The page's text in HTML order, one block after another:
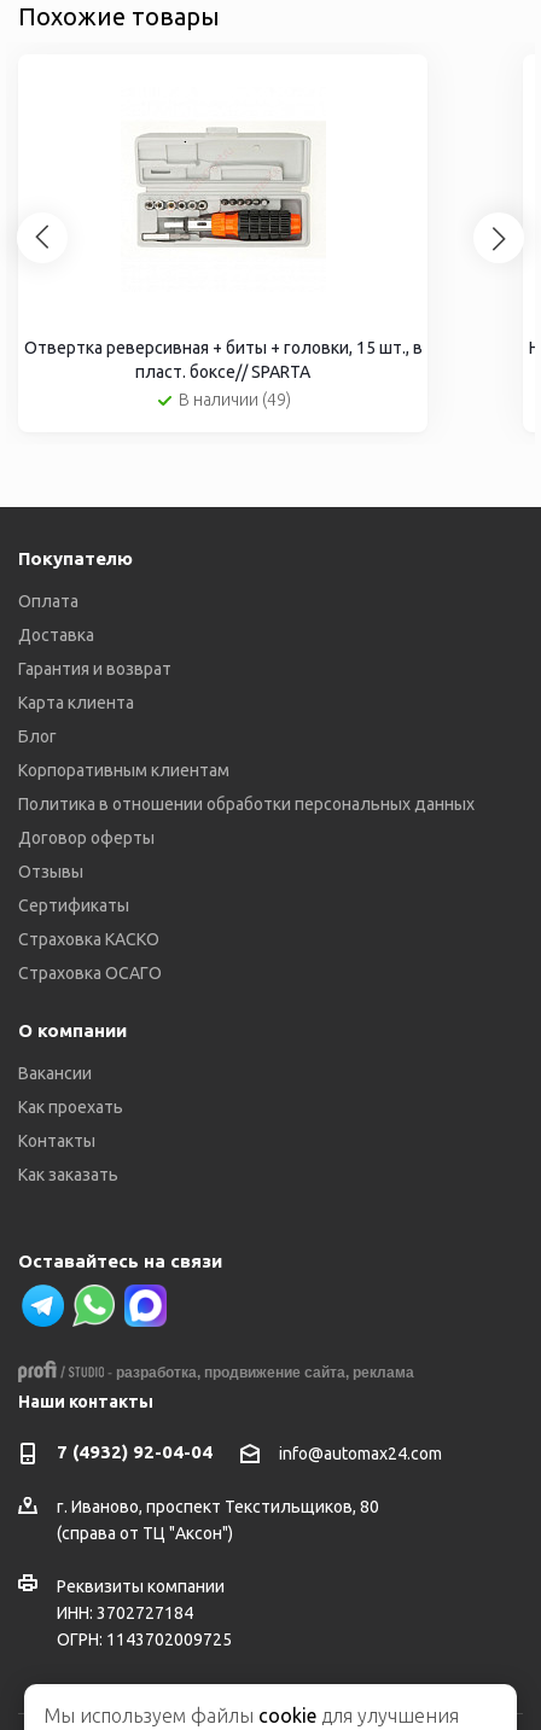
Похожие товары
Отвертка реверсивная + биты + головки, 15 шт., в
пласт. боксе// SPARTA
В наличии (49)
Покупателю
Оплата
Доставка
Гарантия и возврат
Карта клиента
Блог
Корпоративным клиентам
Политика в отношении обработки персональных данных
Договор оферты
Отзывы
Сертификаты
Страховка КАСКО
Страховка ОСАГО
О компании
Вакансии
Как проехать
Контакты
Как заказать
Оставайтесь на связи
- разработка, продвижение сайта, реклама
Наши контакты
7 (4932) 92-04-04 info@automax24.com
г. Иваново, проспект Текстильщиков, 80
(справа от ТЦ "Аксон")
Реквизиты компании
ИНН: 3702727184
ОГРН: 1143702009725
Мы используем файлы cookie для улучшения